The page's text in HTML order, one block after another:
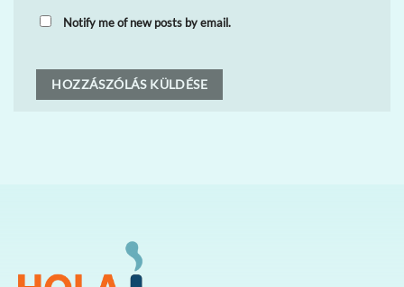
Notify me of new posts by email.